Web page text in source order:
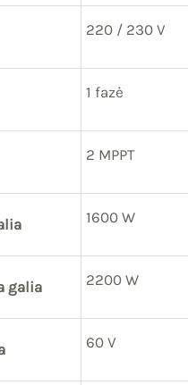
220 / 230 V
1 fazė
2 MPPT
1600 W
galia 2200 W
60 V